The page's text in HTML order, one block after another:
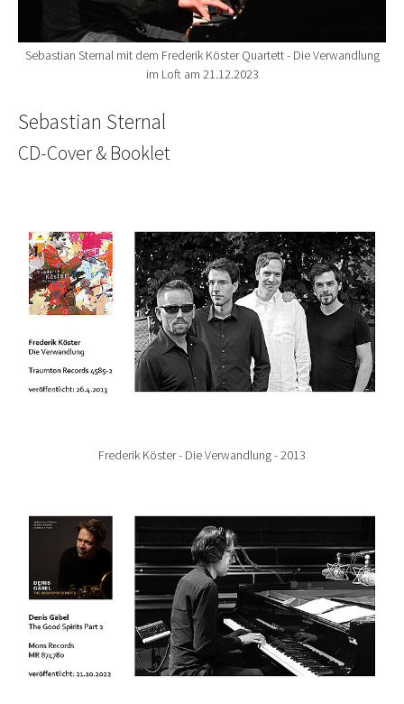
Sebastian Sternal mit dem Frederik Köster Quartett - Die Verwandlung
im Loft am 21.12.2023
Sebastian Sternal
CD-Cover & Booklet
Frederik Köster - Die Verwandlung - 2013